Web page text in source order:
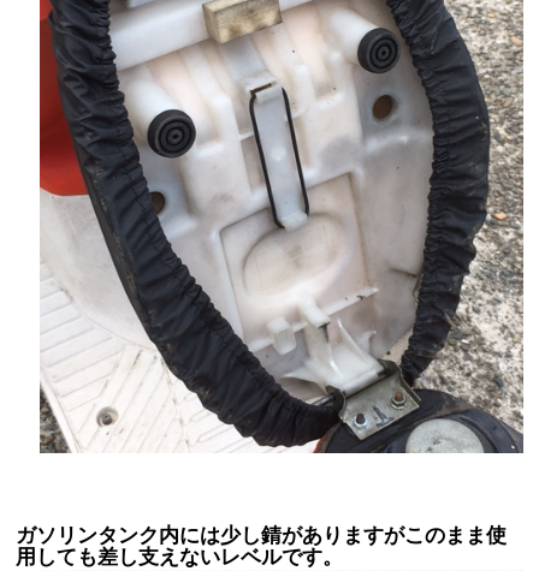
ガソリンタンク内には少し錆がありますがこのまま使
用しても差し支えないレベルです。